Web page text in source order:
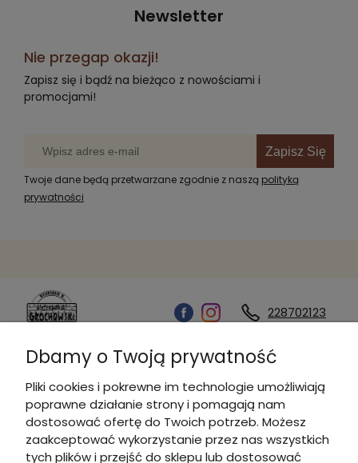
Newsletter
Nie przegap okazji!
Zapisz się i bądź na bieżąco z nowościami i
promocjami!
Zapisz Się
Twoje dane będą przetwarzane zgodnie z naszą polityką
prywatności
228702123
Kontakt
Informacje
Dbamy o Twoją prywatność
Pliki cookies i pokrewne im technologie umożliwiają
poprawne działanie strony i pomagają nam
dostosować ofertę do Twoich potrzeb. Możesz
zaakceptować wykorzystanie przez nas wszystkich
tych plików i przejść do sklepu lub dostosować